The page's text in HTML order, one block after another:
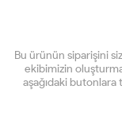
Bu ürünün siparişini
ekibimizin
aşağıdaki butonlara